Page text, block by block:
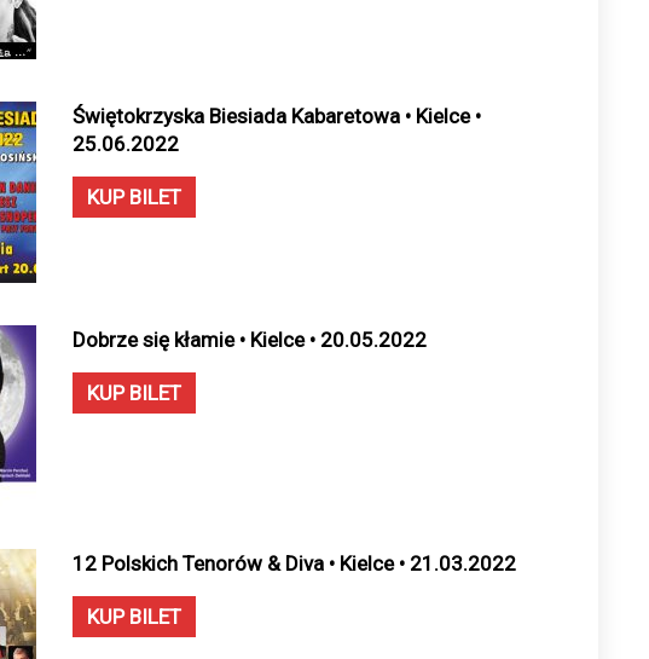
Świętokrzyska Biesiada Kabaretowa • Kielce •
25.06.2022
KUP BILET
Dobrze się kłamie • Kielce • 20.05.2022
KUP BILET
12 Polskich Tenorów & Diva • Kielce • 21.03.2022
KUP BILET